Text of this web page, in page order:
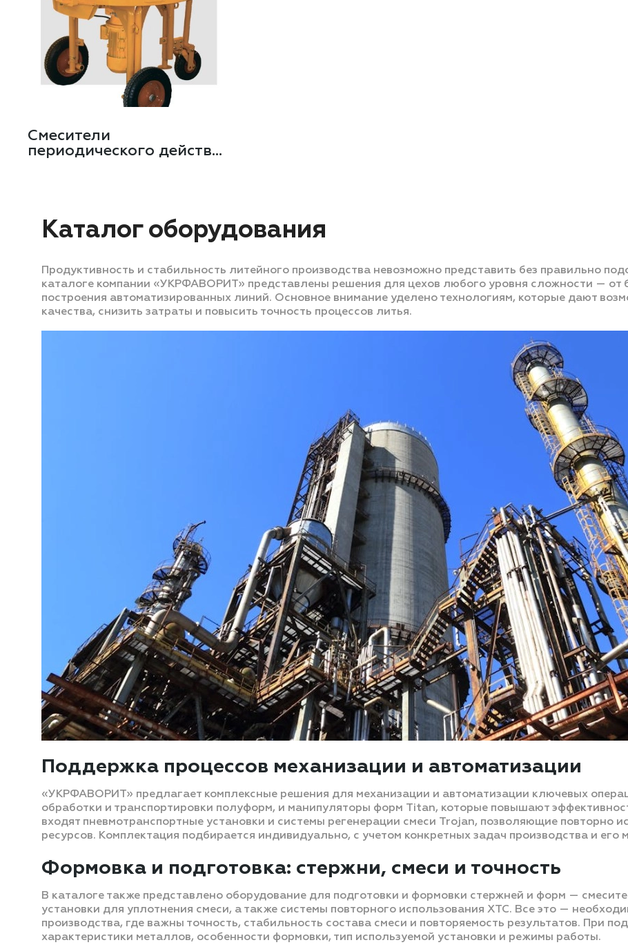
Смесители
периодического действия
Каталог оборудования
Продуктивность и стабильность литейного производства невозможно представить без правильно
каталоге компании «УКРФАВОРИТ» представлены решения для цехов любого уровня сложности — от
построения автоматизированных линий. Основное внимание уделено технологиям, которые дают
качества, снизить затраты и повысить точность процессов литья.
Поддержка процессов механизации и автоматизации
«УКРФАВОРИТ» предлагает комплексные решения для механизации и автоматизации ключевых
обработки и транспортировки полуформ, и манипуляторы форм Titan, которые повышают
входят пневмотранспортные установки и системы регенерации смеси Trojan, позволяющие повторно
ресурсов. Комплектация подбирается индивидуально, с учетом конкретных задач производства и его
Формовка и подготовка: стержни, смеси и точность
В каталоге также представлено оборудование для подготовки и формовки стержней и форм —
установки для уплотнения смеси, а также системы повторного использования ХТС. Все это —
производства, где важны точность, стабильность состава смеси и повторяемость результатов. При
характеристики металлов, особенности формовки, тип используемой установки и режимы работы.